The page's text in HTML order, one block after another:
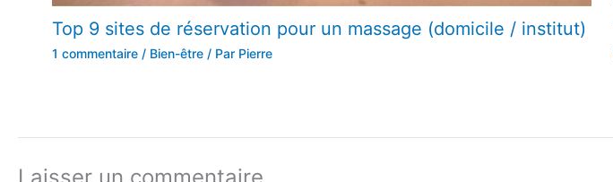
Top 9 sites de réservation pour un massage (domicile / institut)
1 commentaire / Bien-être/ Par Pierre